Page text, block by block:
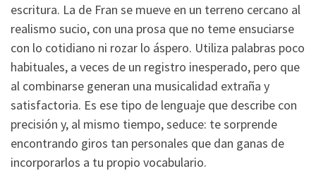
escritura. La de Fran se mueve en un terreno cercano al
realismo sucio, con una prosa que no teme ensuciarse
con lo cotidiano ni rozar lo áspero. Utiliza palabras poco
habituales, a veces de un registro inesperado, pero que
al combinarse generan una musicalidad extraña y
satisfactoria. Es ese tipo de lenguaje que describe con
precisión y, al mismo tiempo, seduce: te sorprende
encontrando giros tan personales que dan ganas de
incorporarlos a tu propio vocabulario.